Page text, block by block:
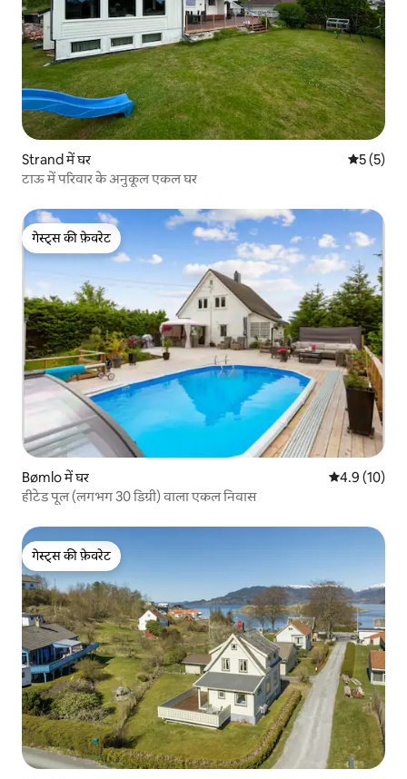
Strand में घर औसत रेटिंग
5 (5)
टाऊ में परिवार के अनुकूल एकल घर
गेस्ट्स की फ़ेवरेट
गेस्ट्स की फ़ेवरेट
Bømlo में घर औसत रेटिंग 5
4.9 (10)
हीटेड पूल (लगभग 30 डिग्री) वाला एकल निवास
गेस्ट्स की फ़ेवरेट
गेस्ट्स की फ़ेवरेट